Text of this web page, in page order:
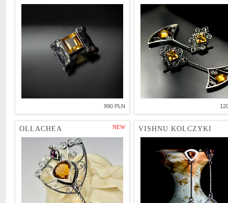
990 PLN
OLLACHEA NEW VISHNU KOLCZYKI